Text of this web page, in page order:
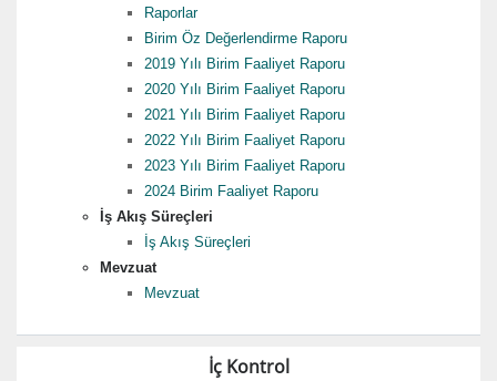
Raporlar
Birim Öz Değerlendirme Raporu
2019 Yılı Birim Faaliyet Raporu
2020 Yılı Birim Faaliyet Raporu
2021 Yılı Birim Faaliyet Raporu
2022 Yılı Birim Faaliyet Raporu
2023 Yılı Birim Faaliyet Raporu
2024 Birim Faaliyet Raporu
İş Akış Süreçleri
İş Akış Süreçleri
Mevzuat
Mevzuat
İç Kontrol